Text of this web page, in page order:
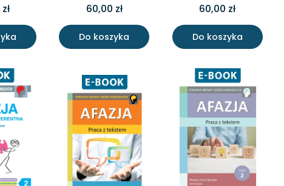
60,00 zł
Do koszyka
60,00 zł
Do koszyka